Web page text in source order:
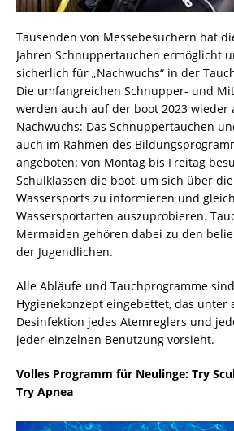
Tausenden von Messebesuchern hat
Jahren Schnuppertauchen ermöglicht
sicherlich für „Nachwuchs“ in der
Die umfangreichen Schnupper- und
werden auch auf der boot 2023 wieder
Nachwuchs: Das Schnuppertauchen
auch im Rahmen des
angeboten: von Montag bis Freitag
Schulklassen die boot, um sich über
Wassersports zu informieren und
Wassersportarten auszuprobieren.
Mermaiden gehören dabei zu den
der Jugendlichen.
Alle Abläufe und Tauchprogramme
Hygienekonzept eingebettet, das unter
Desinfektion jedes Atemreglers und
jeder einzelnen Benutzung vorsieht.
Volles Programm für Neulinge: Try
Try Apnea